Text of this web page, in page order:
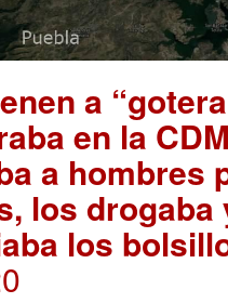
a
en la
a hombres
los drogaba
los